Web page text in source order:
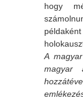
hogy
A
magyar